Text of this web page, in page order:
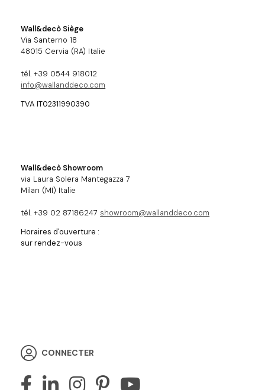
Wall&decò Siège
Via Santerno 18
48015 Cervia (RA) Italie
tél. +39 0544 918012
info@wallanddeco.com
TVA IT02311990390
Wall&decò Showroom
via Laura Solera Mantegazza 7
Milan (MI) Italie
tél. +39 02 87186247 showroom@wallanddeco.com
Horaires d'ouverture :
sur rendez-vous
CONNECTER